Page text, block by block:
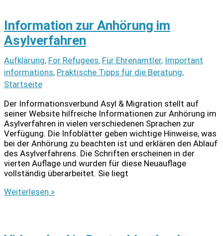
Information zur Anhörung im
Asylverfahren
Aufklärung, For Refugees, Für Ehrenamtler, Important
informations, Praktische Tipps für die Beratung,
Startseite
Der Informationsverbund Asyl & Migration stellt auf
seiner Website hilfreiche Informationen zur Anhörung im
Asylverfahren in vielen verschiedenen Sprachen zur
Verfügung. Die Infoblätter geben wichtige Hinweise, was
bei der Anhörung zu beachten ist und erklären den Ablauf
des Asylverfahrens. Die Schriften erscheinen in der
vierten Auflage und wurden für diese Neuauflage
vollständig überarbeitet. Sie liegt
Information
Weiterlesen »